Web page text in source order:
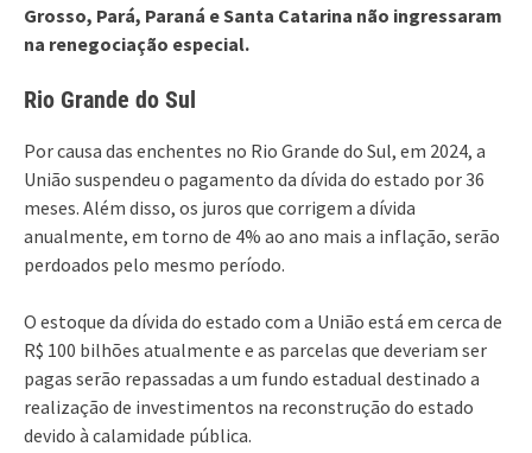
Grosso, Pará, Paraná e Santa Catarina não ingressaram
na renegociação especial.
Rio Grande do Sul
Por causa das enchentes no Rio Grande do Sul, em 2024, a
União suspendeu o pagamento da dívida do estado por 36
meses. Além disso, os juros que corrigem a dívida
anualmente, em torno de 4% ao ano mais a inflação, serão
perdoados pelo mesmo período.
O estoque da dívida do estado com a União está em cerca de
R$ 100 bilhões atualmente e as parcelas que deveriam ser
pagas serão repassadas a um fundo estadual destinado a
realização de investimentos na reconstrução do estado
devido à calamidade pública.